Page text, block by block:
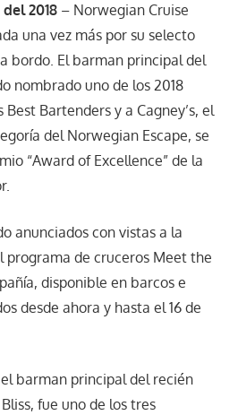
2018– Norwegian Cruise
una vez más por su selecto
bordo. El barman principal del
nombrado uno de los 2018
Best Bartenders y a Cagney’s, el
del Norwegian Escape, se
“Award of Excellence” de la
anunciados con vistas a la
de cruceros Meet the
disponible en barcos e
desde ahora y hasta el 16 de
barman principal del recién
fue uno de los tres